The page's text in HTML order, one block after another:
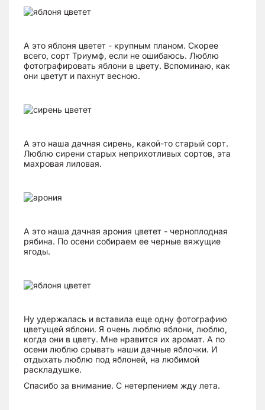
А это яблоня цветет - крупным планом. Скорее
всего, сорт Триумф, если не ошибаюсь. Люблю
фотографировать яблони в цвету. Вспоминаю, как
они цветут и пахнут весною.
А это наша дачная сирень, какой-то старый сорт.
Люблю сирени старых неприхотливых сортов, эта
махровая лиловая.
А это наша дачная арония цветет - черноплодная
рябина. По осени собираем ее черные вяжущие
ягоды.
Ну удержалась и вставила еще одну фотографию
цветущей яблони. Я очень люблю яблони, люблю,
когда они в цвету. Мне нравится их аромат. А по
осени люблю срывать наши дачные яблочки. И
отдыхать люблю под яблоней, на любимой
раскладушке.
Спасибо за внимание. С нетерпением жду лета.